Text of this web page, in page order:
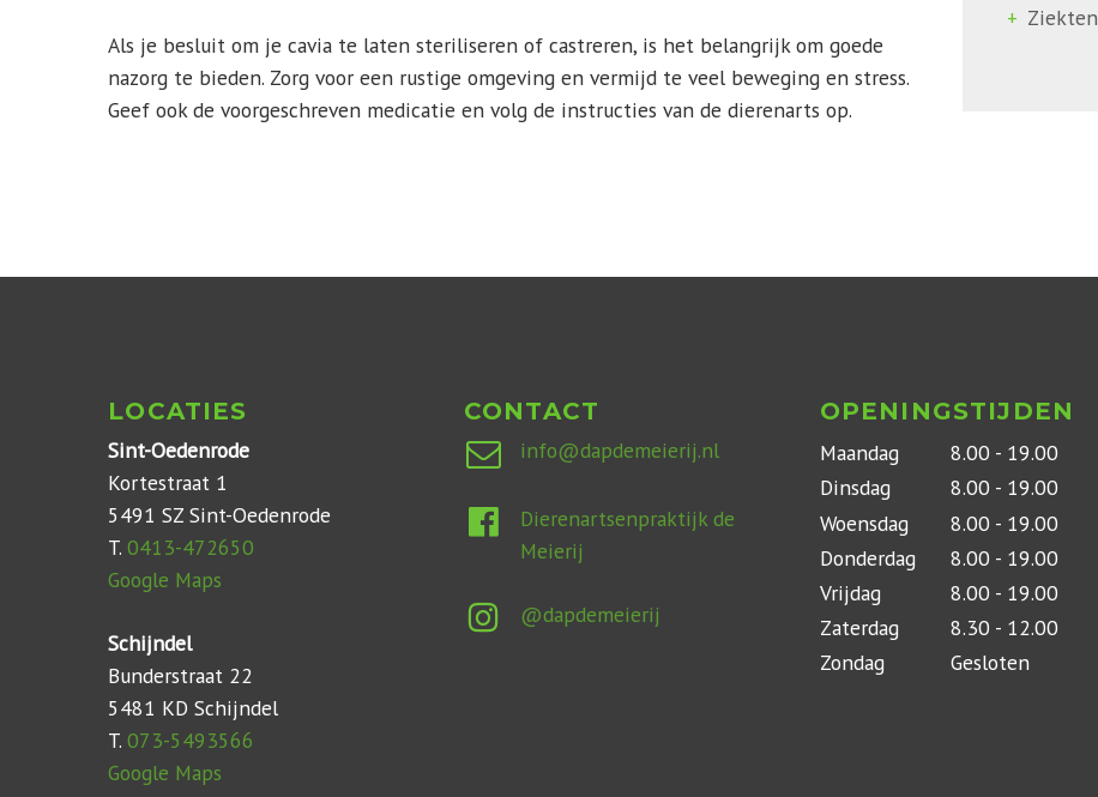
Als je besluit om je cavia te laten steriliseren of castreren, is het belangrijk om goede
nazorg te bieden. Zorg voor een rustige omgeving en vermijd te veel beweging en stress.
Geef ook de voorgeschreven medicatie en volg de instructies van de dierenarts op.
Ziekten
LOCATIES
Sint-Oedenrode
Kortestraat 1
5491 SZ Sint-Oedenrode
T.0413-472650
Google Maps
Schijndel
Bunderstraat 22
5481 KD Schijndel
T.073-5493566
Google Maps
CONTACT
info@dapdemeierij.nl
Dierenartsenpraktijk de
Meierij
@dapdemeierij
OPENINGSTIJDEN
Maandag
8.00 - 19.00
Dinsdag
8.00 - 19.00
Woensdag
8.00 - 19.00
Donderdag
8.00 - 19.00
Vrijdag
8.00 - 19.00
Zaterdag
8.30 - 12.00
Zondag
Gesloten